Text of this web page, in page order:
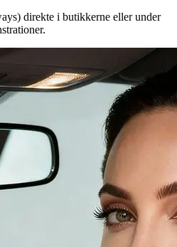
direkte i butikkerne eller under